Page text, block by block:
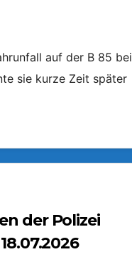
auf der B 85 bei
sie kurze Zeit später
der Polizei